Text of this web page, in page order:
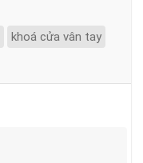
khoá cửa vân tay